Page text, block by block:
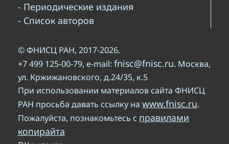
- Периодические издания
- Список авторов
© ФНИСЦ РАН, 2017-2026.
+7 499 125-00-79, e-mail: fnisc@fnisc.ru. Москва,
ул. Кржижановского, д.24/35, к.5
При использовании материалов сайта ФНИСЦ
РАН просьба давать ссылку на www.fnisc.ru.
Пожалуйста, познакомьтесь с правилами
копирайта